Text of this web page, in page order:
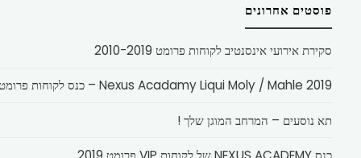
פוסטים אחרונים
סקירת אירועי אינסנטיב לקוחות פרומט 2010-2019
Nexus Acadamy Liqui Moly / Mahle 2019 – כנס לקוחות פרומט
תא נוסעים – המרחב המוגן שלך !